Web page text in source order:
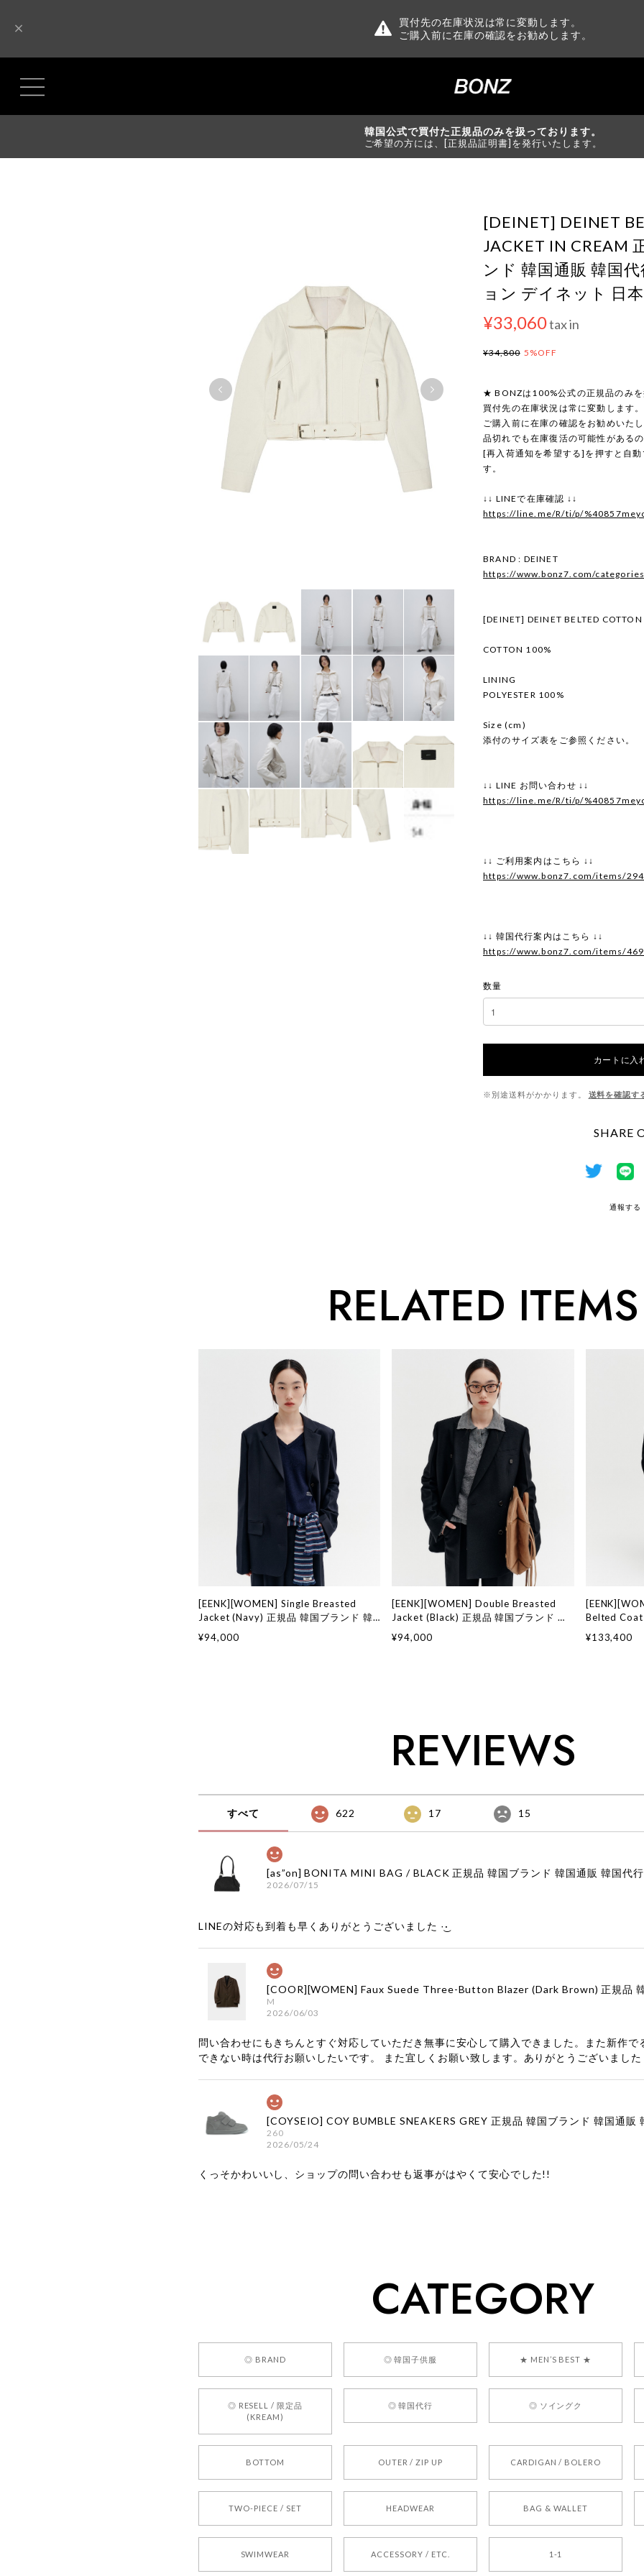
買付先の在庫状況は常に変動します。
ご購入前に在庫の確認をお勧めします。
韓国公式で買付た正規品のみを扱っております。
ご希望の方には、[正規品証明書]を発行いたします。
[DEINET] DEINET
JACKET IN CREAM
ンド 韓国通販 韓国
ョン デイネット 日
¥33,060tax in
¥34,800 5%OFF
★ BONZは100%公式の正規品のみを
買付先の在庫状況は常に変動します。
ご購入前に在庫の確認をお勧めいたし
品切れでも在庫復活の可能性がある
[再入荷通知を希望する]を押すと自動
す。
↓↓ LINEで在庫確認 ↓↓
https://line.me/R/ti/p/
BRAND : DEINET
https://www.bonz7.com/
[DEINET] DEINET BELTED
COTTON 100%
LINING
POLYESTER 100%
Size (cm)
添付のサイズ表をご参照ください。
↓↓ LINE お問い合わせ ↓↓
https://line.me/R/ti/p/
↓↓ ご利用案内はこちら ↓↓
https://www.bonz7.com/items/
↓↓ 韓国代行案内はこちら ↓↓
https://www.bonz7.com/items/
数量
カートに入
※別途送料がかかります。 送料を確認す
SHARE
通報する
RELATED ITEMS
[EENK][WOMEN] Single Breasted
Jacket (Navy) 正規品 韓国ブランド 韓
ク 日本 店舗
¥94,000
[EENK][WOMEN] Double Breasted
Jacket (Black) 正規品 韓国ブランド 韓
ク 日本 店舗
¥94,000
Belted Coat
インク 日本
¥133,400
REVIEWS
すべて 622 17 15
2026/07/15
LINEの対応も到着も早くありがとうございました‪ ·͜·
M
2026/06/03
問い合わせにもきちんとすぐ対応していただき無事に安心して購入できました。また新作で
できない時は代行お願いしたいです。 また宜しくお願い致します。ありがとうございました
260
2026/05/24
くっそかわいいし、ショップの問い合わせも返事がはやくて安心でした!!
2026/05/24
250
2026/05/24
CATEGORY
◎ BRAND ◎ 韓国子供服 ★ MEN’S BEST ★
◎ RESELL / 限定品
(KREAM)
◎ 韓国代行 ◎ ソイングク
BOTTOM OUTER / ZIP UP CARDIGAN / BOLERO
TWO-PIECE / SET HEADWEAR BAG & WALLET
SWIMWEAR ACCESSORY / ETC. 1-1